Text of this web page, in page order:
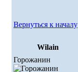
Вернуться к началу
Wilain
Горожанин